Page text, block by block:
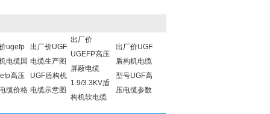
ugefp
电缆国
高压
缆价格
出厂价UGF
电缆生产图
UGF盾构机
电缆示意图
出厂价
UGEFP高压
屏蔽电缆
1.9/3.3KV盾
构机软电缆
出厂价UGF
盾构机电缆
型号UGF高
压电缆参数